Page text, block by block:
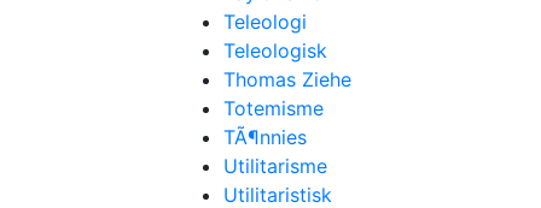
Teleologi
Teleologisk
Thomas Ziehe
Totemisme
TÃ¶nnies
Utilitarisme
Utilitaristisk